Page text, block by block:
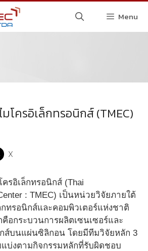
Menu
โครอิเล็กทรอนิกส์ (TMEC)
X
รอิเล็กทรอนิกส์ (Thai
: TMEC) เป็นหน่วยวิจัยภายใต้
ทรอนิกส์และคอมพิวเตอร์แห่งชาติ
อกระบวนการผลิตเซนเซอร์และ
ส์บนแผ่นซิลิกอน โดยมีทีมวิจัยหลัก 3
บ่งตามกิจกรรมหลักที่รับผิดชอบ